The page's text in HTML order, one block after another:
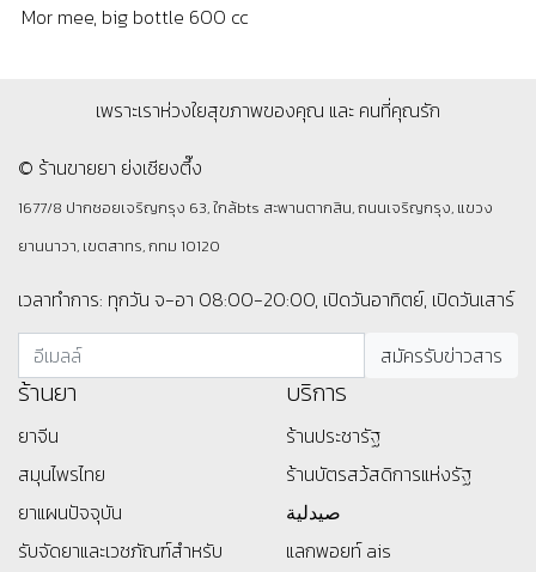
Mor mee, big bottle 600 cc
เพราะเราห่วงใยสุขภาพของคุณ และ คนที่คุณรัก
© ร้านขายยา ย่งเชียงตึ๊ง
1677/8 ปากซอยเจริญกรุง 63, ใกล้bts สะพานตากสิน, ถนนเจริญกรุง, แขวง
ยานนาวา, เขตสาทร, กทม 10120
เวลาทำการ: ทุกวัน จ-อา 08:00-20:00, เปิดวันอาทิตย์, เปิดวันเสาร์
ร้านยา
ยาจีน
สมุนไพรไทย
ยาแผนปัจจุบัน
รับจัดยาและเวชภัณฑ์สำหรับ
บริการ
ร้านประชารัฐ
ร้านบัตรสว้สดิการแห่งรัฐ
صيدلية
แลกพอยท์ ais